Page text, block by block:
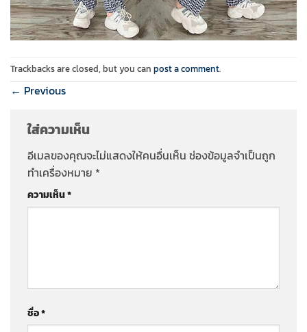
Trackbacks are closed, but you can post a comment.
← Previous
ใส่ความเห็น
อีเมลของคุณจะไม่แสดงให้คนอื่นเห็น ช่องข้อมูลจำเป็นถูก
ทำเครื่องหมาย *
ความเห็น*
ชื่อ*